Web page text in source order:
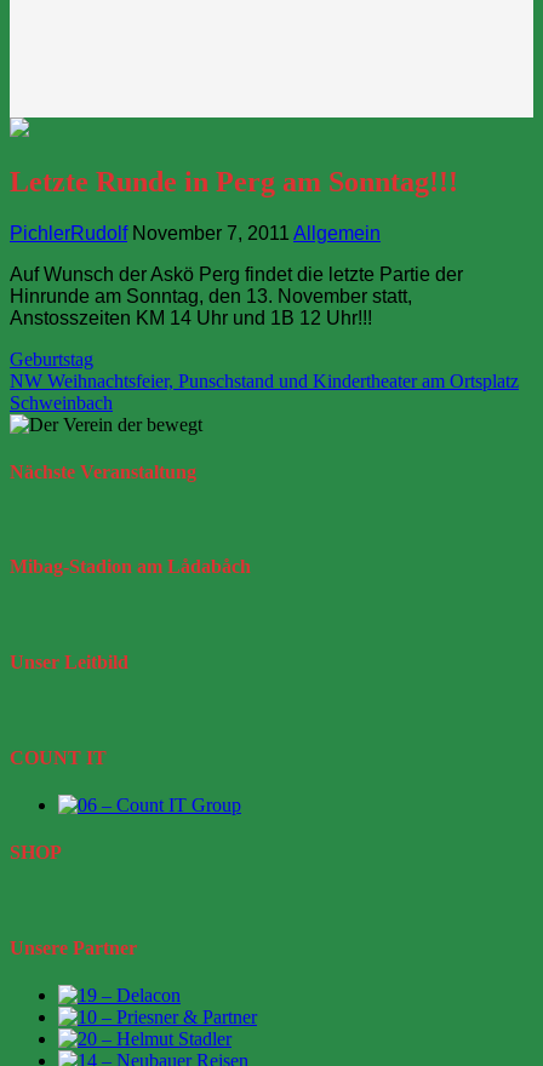
Letzte Runde in Perg am Sonntag!!!
PichlerRudolfNovember 7, 2011 Allgemein
Auf Wunsch der Askö Perg findet die letzte Partie der
Hinrunde am Sonntag, den 13. November statt,
Anstosszeiten KM 14 Uhr und 1B 12 Uhr!!!
Beitragsnavigation
Geburtstag
NW Weihnachtsfeier, Punschstand und Kindertheater am Ortsplatz
Schweinbach
Nächste Veranstaltung
Mibag-Stadion am Lådabåch
Unser Leitbild
COUNT IT
SHOP
Unsere Partner